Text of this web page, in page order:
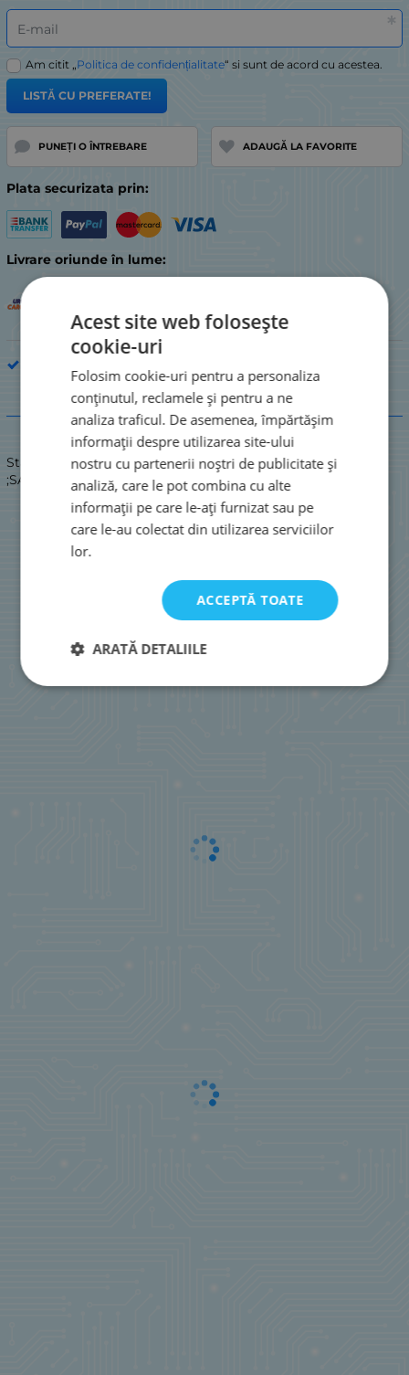
E-mail
Am citit „Politica de confidențialitate“ si sunt de acord cu acestea.
LISTĂ CU PREFERATE!
PUNEȚI O ÎNTREBARE ADAUGĂ LA FAVORITE
Plata securizata prin:
Livrare oriunde în lume:
Descriere
Stare: NOU / NOU
;SACI DE ASPIRATOR
Acest site web folosește
cookie-uri
Folosim cookie-uri pentru a personaliza
conținutul, reclamele și pentru a ne
analiza traficul. De asemenea, împărtășim
informații despre utilizarea site-ului
nostru cu partenerii noștri de publicitate și
analiză, care le pot combina cu alte
informații pe care le-ați furnizat sau pe
care le-au colectat din utilizarea serviciilor
lor.
ACCEPTĂ TOATE
ARATĂ DETALIILE